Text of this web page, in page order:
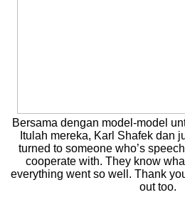
Bersama dengan model-model
Itulah mereka, Karl Shafek dan
turned to someone who’s
cooperate with. They know
everything went so well. Thank
out too.